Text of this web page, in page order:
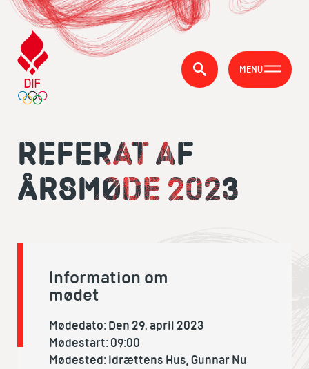
MENU
REFERAT AF
ÅRSMØDE 2023
Information om
mødet
Mødedato: Den 29. april 2023
Mødestart: 09:00
Mødested: Idrættens Hus, Gunnar Nu